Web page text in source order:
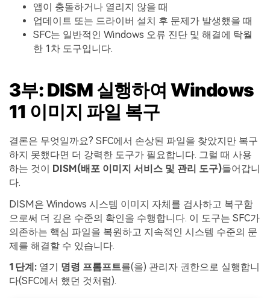
앱이 충돌하거나 열리지 않을 때
업데이트 또는 드라이버 설치 후 문제가 발생했을 때
SFC는 일반적인 Windows 오류 진단 및 해결에 탁월
한 1차 도구입니다.
3부: DISM 실행하여 Windows
11 이미지 파일 복구
결론은 무엇일까요? SFC에서 손상된 파일을 찾았지만 복구
하지 못했다면 더 강력한 도구가 필요합니다. 그럴 때 사용
하는 것이 DISM(배포 이미지 서비스 및 관리 도구)들어갑니
다.
DISM은 Windows 시스템 이미지 자체를 검사하고 복구함
으로써 더 깊은 수준의 확인을 수행합니다. 이 도구는 SFC가
의존하는 핵심 파일을 복원하고 지속적인 시스템 수준의 문
제를 해결할 수 있습니다.
1단계: 열기 명령 프롬프트를(을) 관리자 권한으로 실행합니
다(SFC에서 했던 것처럼).